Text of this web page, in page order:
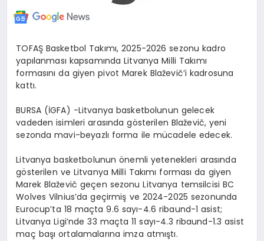
TOFAŞ Basketbol Takımı, 2025-2026 sezonu kadro
yapılanması kapsamında Litvanya Milli Takımı
formasını da giyen pivot Marek Blaževič’i kadrosuna
kattı.
BURSA (İGFA) -Litvanya basketbolunun gelecek
vadeden isimleri arasında gösterilen Blaževič, yeni
sezonda mavi-beyazlı forma ile mücadele edecek.
Litvanya basketbolunun önemli yetenekleri arasında
gösterilen ve Litvanya Milli Takımı forması da giyen
Marek Blaževič geçen sezonu Litvanya temsilcisi BC
Wolves Vilnius’da geçirmiş ve 2024-2025 sezonunda
Eurocup’ta 18 maçta 9.6 sayı-4.6 ribaund-1 asist;
Litvanya Ligi’nde 33 maçta 11 sayı-4.3 ribaund-1.3 asist
maç başı ortalamalarına imza atmıştı.